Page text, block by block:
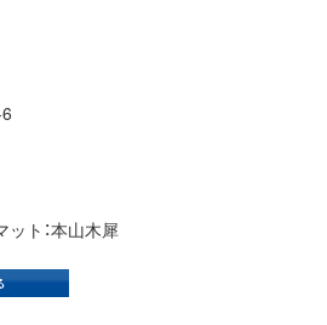
ト：本山木犀